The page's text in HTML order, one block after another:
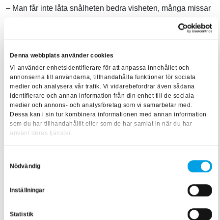
Denna webbplats använder cookies
Vi använder enhetsidentifierare för att anpassa innehållet och
annonserna till användarna, tillhandahålla funktioner för sociala
medier och analysera vår trafik. Vi vidarebefordrar även sådana
identifierare och annan information från din enhet till de sociala
medier och annons- och analysföretag som vi samarbetar med.
Dessa kan i sin tur kombinera informationen med annan information
som du har tillhandahållit eller som de har samlat in när du har
använt deras tjänster.
Nödvändig
Inställningar
Statistik
– Man får inte låta snålheten bedra visheten, många missar
helhetsperspektivet. Jag menar att vi kommer undan ganska
billigt om man ser på detta långsiktigt. Deras nya kunskaper
samtidigt bolagets värde. Dessutom skapar mina kollegors
ökade kompetens ett mervärde både för ägarna, bolaget
som helhet men inte minst för våra hyresgäster.
Henrik avrundar med att säga
– Förvaltningen är kuggen i bolaget. Fungerar inte det har vi
Är du nyfiken på vilka utbildningar som Henrik investerat i
för sina medarbetare? Här kommer en lista: